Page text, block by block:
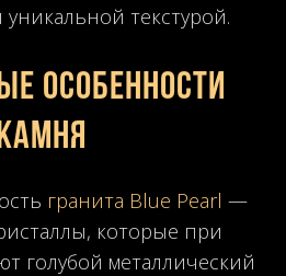
текстурой.
особенности
гранита Blue Pearl —
которые при
голубой металлический